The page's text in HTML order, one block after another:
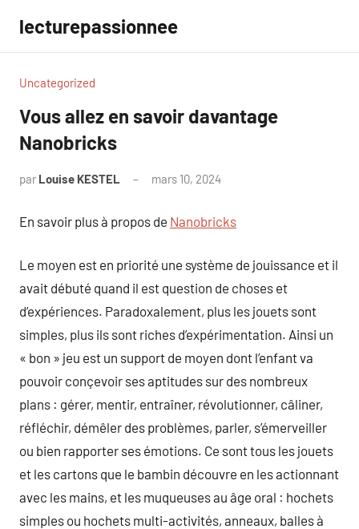
contenu
lecturepassionnee
Uncategorized
Vous allez en savoir davantage
Nanobricks
par Louise KESTEL mars 10, 2024
En savoir plus à propos de Nanobricks
Le moyen est en priorité une système de jouissance et il
avait débuté quand il est question de choses et
d’expériences. Paradoxalement, plus les jouets sont
simples, plus ils sont riches d’expérimentation. Ainsi un
« bon » jeu est un support de moyen dont l’enfant va
pouvoir conçevoir ses aptitudes sur des nombreux
plans : gérer, mentir, entraîner, révolutionner, câliner,
réfléchir, démêler des problèmes, parler, s’émerveiller
ou bien rapporter ses émotions. Ce sont tous les jouets
et les cartons que le bambin découvre en les actionnant
avec les mains, et les muqueuses au âge oral : hochets
simples ou hochets multi-activités, anneaux, balles à